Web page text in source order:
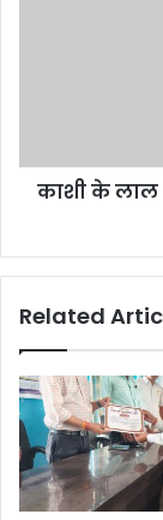
राजदूत
काशी के लाल
Related